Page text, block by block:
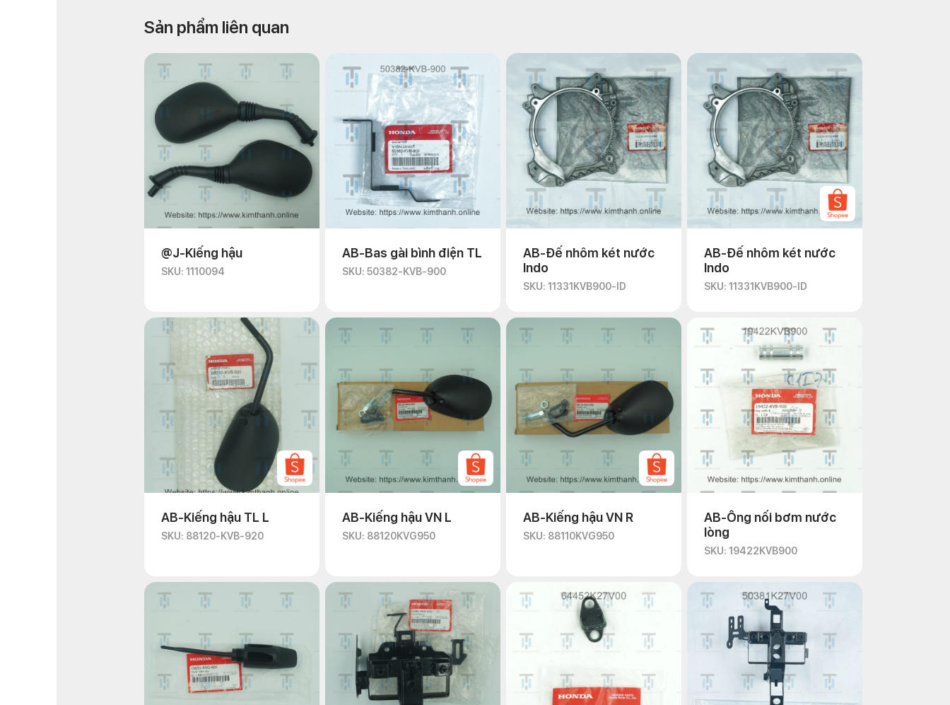
Sản phẩm liên quan
@J-Kiếng hậu
SKU: 1110094
AB-Bas gài bình điện TL
SKU: 50382-KVB-900
AB-Đế nhôm két nước
Indo
SKU: 11331KVB900-ID
AB-Đế nhôm két nước
Indo
SKU: 11331KVB900-ID
AB-Kiếng hậu TL L
SKU: 88120-KVB-920
AB-Kiếng hậu VN L
SKU: 88120KVG950
AB-Kiếng hậu VN R
SKU: 88110KVG950
AB-Ống nối bơm nước
lòng
SKU: 19422KVB900